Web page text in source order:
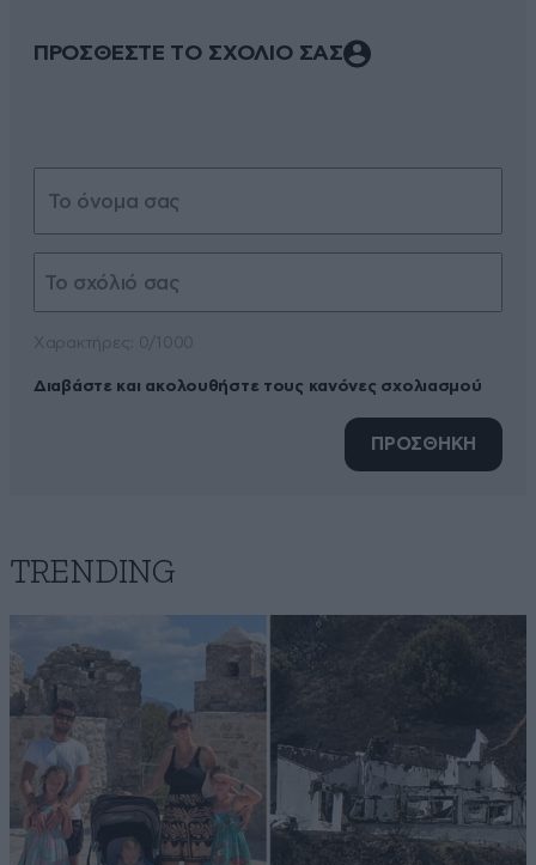
ΠΡΟΣΘΕΣΤΕ ΤΟ ΣΧΟΛΙΟ ΣΑΣ
Διαβάστε και ακολουθήστε τους κανόνες σχολιασμού
ΠΡΟΣΘΗΚΗ
TRENDING